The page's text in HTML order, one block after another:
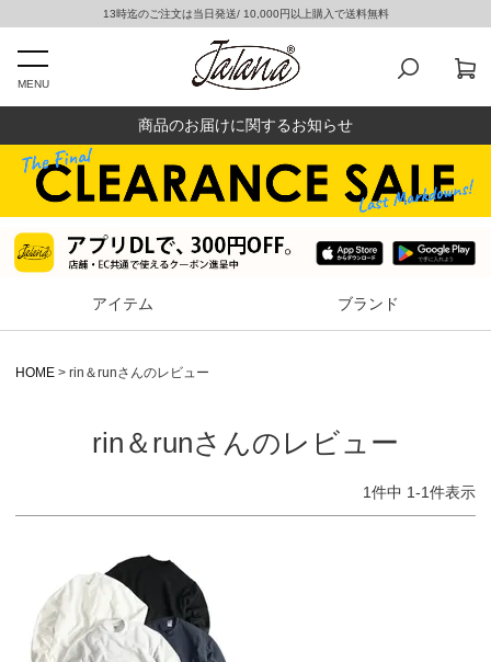
13時迄のご注文は当日発送/ 10,000円以上購入で送料無料
MENU
商品のお届けに関するお知らせ
アイテム ブランド
HOME rin＆runさんのレビュー
rin＆runさんのレビュー
1件中 1-1件表示